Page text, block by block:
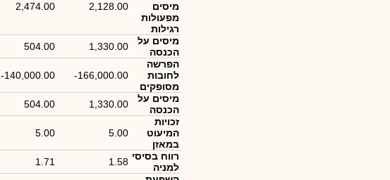
מיסים
מפעולות
רגילות
2,128.00
2,474.00
מיסים על
הכנסה
1,330.00
504.00
הפרשה
לחובות
מסופקים
-166,000.00
-140,000.00
מיסים על
הכנסה
1,330.00
504.00
זכויות
המיעוט
במאזן
5.00
5.00
רווח בסיסי
למניה
1.58
1.71